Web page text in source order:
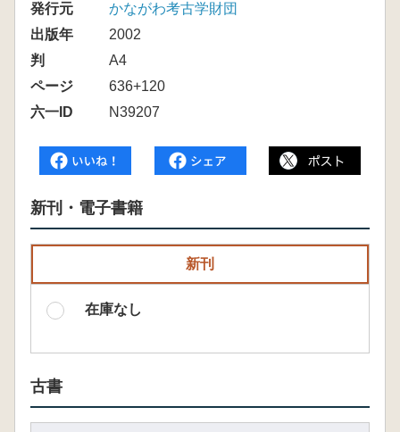
発行元
かながわ考古学財団
出版年
2002
判
A4
ページ
636+120
六一ID
N39207
新刊・電子書籍
新刊
在庫なし
古書